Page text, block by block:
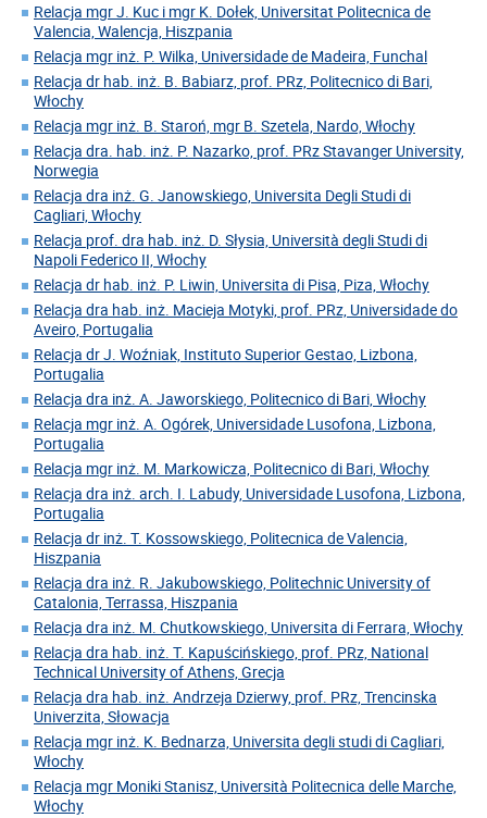
Relacja mgr J. Kuc i mgr K. Dołek, Universitat Politecnica de
Valencia, Walencja, Hiszpania
Relacja mgr inż. P. Wilka, Universidade de Madeira, Funchal
Relacja dr hab. inż. B. Babiarz, prof. PRz, Politecnico di Bari,
Włochy
Relacja mgr inż. B. Staroń, mgr B. Szetela, Nardo, Włochy
Relacja dra. hab. inż. P. Nazarko, prof. PRz Stavanger University,
Norwegia
Relacja dra inż. G. Janowskiego, Universita Degli Studi di
Cagliari, Włochy
Relacja prof. dra hab. inż. D. Słysia, Università degli Studi di
Napoli Federico II, Włochy
Relacja dr hab. inż. P. Liwin, Universita di Pisa, Piza, Włochy
Relacja dra hab. inż. Macieja Motyki, prof. PRz, Universidade do
Aveiro, Portugalia
Relacja dr J. Woźniak, Instituto Superior Gestao, Lizbona,
Portugalia
Relacja dra inż. A. Jaworskiego, Politecnico di Bari, Włochy
Relacja mgr inż. A. Ogórek, Universidade Lusofona, Lizbona,
Portugalia
Relacja mgr inż. M. Markowicza, Politecnico di Bari, Włochy
Relacja dra inż. arch. I. Labudy, Universidade Lusofona, Lizbona,
Portugalia
Relacja dr inż. T. Kossowskiego, Politecnica de Valencia,
Hiszpania
Relacja dra inż. R. Jakubowskiego, Politechnic University of
Catalonia, Terrassa, Hiszpania
Relacja dra inż. M. Chutkowskiego, Universita di Ferrara, Włochy
Relacja dra hab. inż. T. Kapuścińskiego, prof. PRz, National
Technical University of Athens, Grecja
Relacja dra hab. inż. Andrzeja Dzierwy, prof. PRz, Trencinska
Univerzita, Słowacja
Relacja mgr inż. K. Bednarza, Universita degli studi di Cagliari,
Włochy
Relacja mgr Moniki Stanisz, Università Politecnica delle Marche,
Włochy